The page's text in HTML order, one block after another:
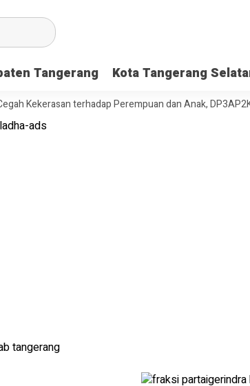
Tangerang Kota Tangerang
terhadap Perempuan dan Anak, DP3AP2KB